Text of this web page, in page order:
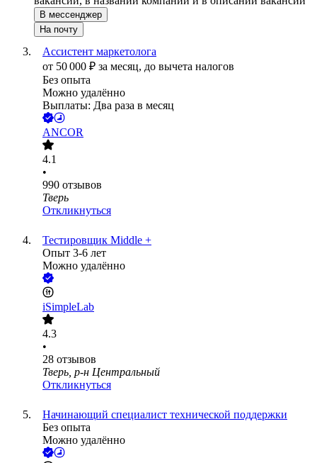
В мессенджер
На почту
Ассистент маркетолога
от 50 000 ₽ за месяц, до вычета налогов
Без опыта
Можно удалённо
Выплаты: Два раза в месяц
ANCOR
4.1
•
990 отзывов
Тверь
Откликнуться
Тестировщик Middle +
Опыт 3-6 лет
Можно удалённо
iSimpleLab
4.3
•
28 отзывов
Тверь, р-н Центральный
Откликнуться
Начинающий специалист технической поддержки
Без опыта
Можно удалённо